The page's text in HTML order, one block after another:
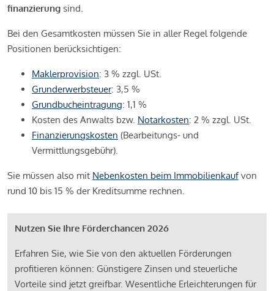
finanzierung sind.
Bei den Gesamtkosten müssen Sie in aller Regel folgende
Positionen berücksichtigen:
Maklerprovision: 3 % zzgl. USt.
Grunderwerbsteuer: 3,5 %
Grundbucheintragung: 1,1 %
Kosten des Anwalts bzw. Notarkosten: 2 % zzgl. USt.
Finanzierungskosten (Bearbeitungs- und
Vermittlungsgebühr).
Sie müssen also mit Nebenkosten beim Immobilienkaufvon
rund 10 bis 15 % der Kreditsumme rechnen.
Nutzen Sie Ihre Förderchancen 2026
Erfahren Sie, wie Sie von den aktuellen Förderungen
profitieren können: Günstigere Zinsen und steuerliche
Vorteile sind jetzt greifbar. Wesentliche Erleichterungen für